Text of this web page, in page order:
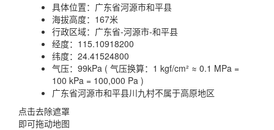
具体位置： 广东省河源市和平县
海拔高度： 167米
行政区域： 广东省-河源市-和平县
经度： 115.10918200
纬度： 24.41524800
气压： 99kPa ( 气压换算：1 kgf/cm² ≈ 0.1 MPa =
100 kPa = 100,000 Pa )
广东省河源市和平县川九村不属于高原地区
点击去除遮罩
即可拖动地图